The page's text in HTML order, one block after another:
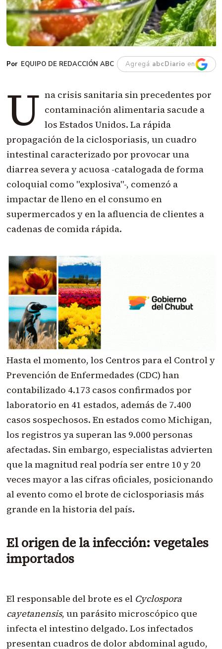
EQUIPO DE REDACCIÓN ABC Agregá abcDiario en
U na crisis sanitaria sin precedentes por
contaminación alimentaria sacude a
los Estados Unidos. La rápida
propagación de la ciclosporiasis, un cuadro
intestinal caracterizado por provocar una
diarrea severa y acuosa -catalogada de forma
coloquial como "explosiva"-, comenzó a
impactar de lleno en el consumo en
supermercados y en la afluencia de clientes a
cadenas de comida rápida.
Hasta el momento, los Centros para el Control y
Prevención de Enfermedades (CDC) han
contabilizado 4.173 casos confirmados por
laboratorio en 41 estados, además de 7.400
casos sospechosos. En estados como Michigan,
los registros ya superan las 9.000 personas
afectadas. Sin embargo, especialistas advierten
que la magnitud real podría ser entre 10 y 20
veces mayor a las cifras oficiales, posicionando
al evento como el brote de ciclosporiasis más
grande en la historia del país.
El origen de la infección: vegetales
importados
El responsable del brote es el Cyclospora
cayetanensis, un parásito microscópico que
infecta el intestino delgado. Los infectados
presentan cuadros de dolor abdominal agudo,